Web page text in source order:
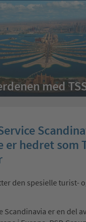
med
er hedret som
den spesielle turist-
Scandinavia er en del